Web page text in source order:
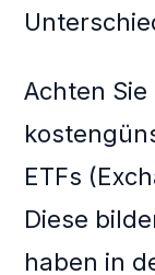
Achten
ETFs
Diese
haben in